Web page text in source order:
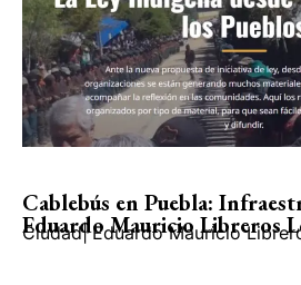
Cablebús en Puebla:
Eduardo Mauricio Libreros
Ciudad| Eduardo Mauricio